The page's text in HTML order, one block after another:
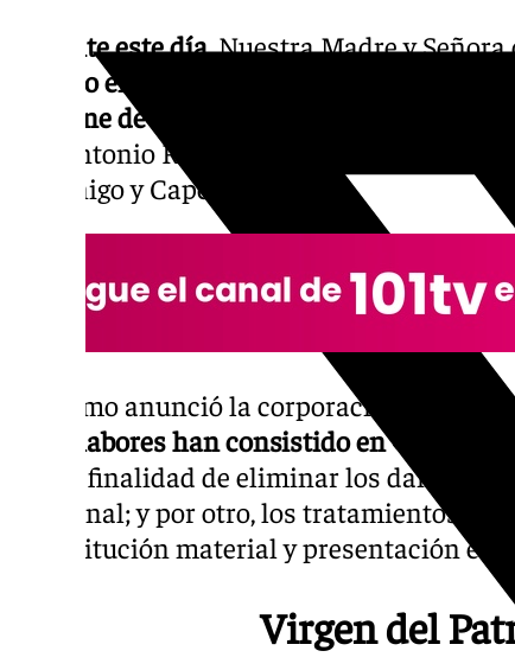
Durante este día, Nuestra Madre y
al culto en el Retablo Mayor de la Basílica
solemne de acción de gracias a las 20:00
DE. Antonio Rodríguez Babío, delegado
Canónigo y Capellán Real.
Tal como anunció la corporación del
estas labores han consistido en«por un
con la finalidad de eliminar los daños
funcional; y por otro, los tratamientos de
la restitución material y presentación
Virgen del